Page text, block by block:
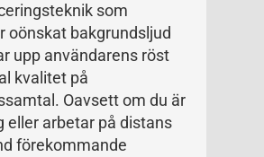
som
oönskat bakgrundsljud
upp användarens röst
kvalitet på
Oavsett om du är
eller arbetar på distans
förekommande